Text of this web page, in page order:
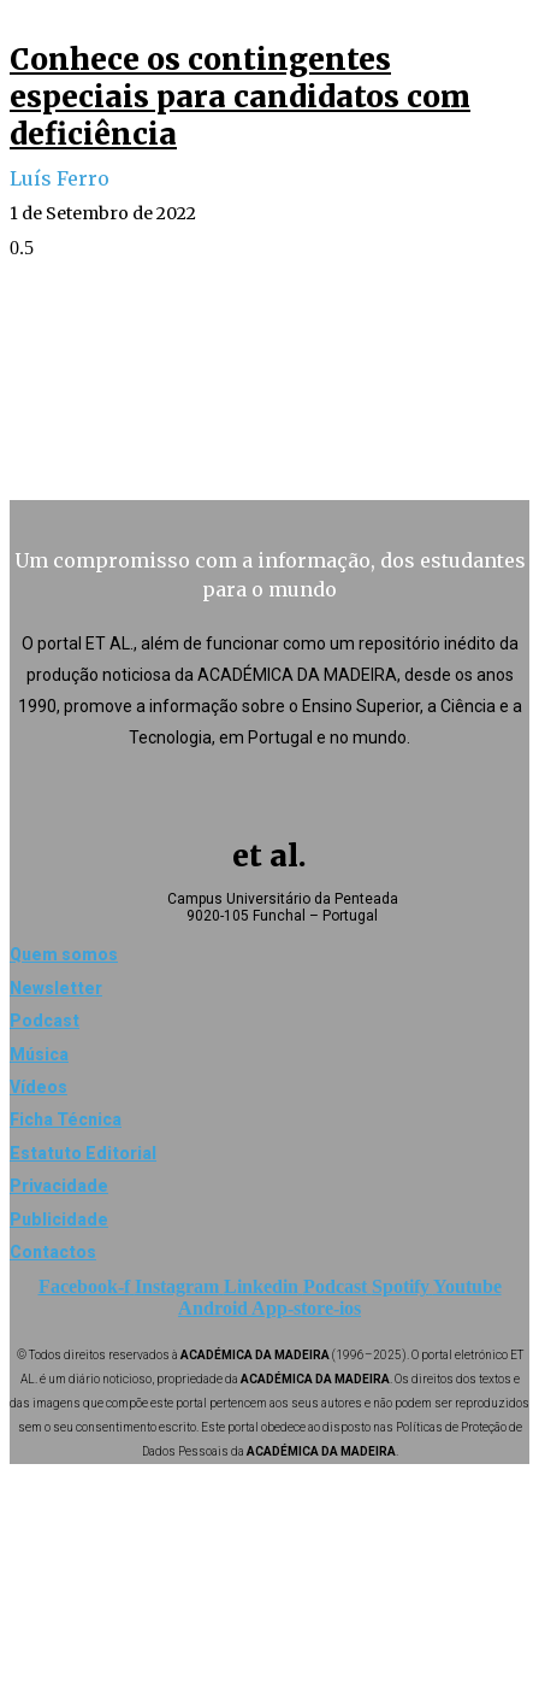
Conhece os contingentes
especiais para candidatos com
deficiência
Luís Ferro
1 de Setembro de 2022
Um compromisso com a informação, dos estudantes
para o mundo
O portal ET AL., além de funcionar como um repositório inédito da
produção noticiosa da ACADÉMICA DA MADEIRA, desde os anos
1990, promove a informação sobre o Ensino Superior, a Ciência e a
Tecnologia, em Portugal e no mundo.
et al.
Campus Universitário da Penteada
9020-105 Funchal – Portugal
Quem somos
Newsletter
Podcast
Música
Vídeos
Ficha Técnica
Estatuto Editorial
Privacidade
Publicidade
Contactos
Facebook-f Instagram Linkedin Podcast Spotify Youtube
Android App-store-ios
© Todos direitos reservados à ACADÉMICA DA MADEIRA (1996–2025). O portal eletrónico ET
AL. é um diário noticioso, propriedade da ACADÉMICA DA MADEIRA . Os direitos dos textos e
das imagens que compõe este portal pertencem aos seus autores e não podem ser reproduzidos
sem o seu consentimento escrito. Este portal obedece ao disposto nas Políticas de Proteção de
Dados Pessoais da ACADÉMICA DA MADEIRA